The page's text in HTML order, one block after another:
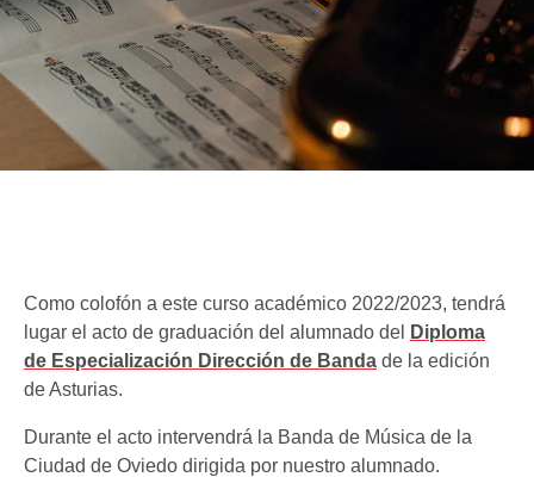
Como colofón a este curso académico 2022/2023, tendrá
lugar el acto de graduación del alumnado del
Diploma
de Especialización Dirección de Banda de la edición
de Asturias.
Durante el acto intervendrá la Banda de Música de la
Ciudad de Oviedo dirigida por nuestro alumnado.